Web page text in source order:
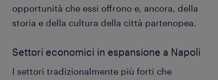
opportunità che essi offrono e, ancora, della
storia e della cultura della città partenopea.
Settori economici in espansione a Napoli
I settori tradizionalmente più forti che